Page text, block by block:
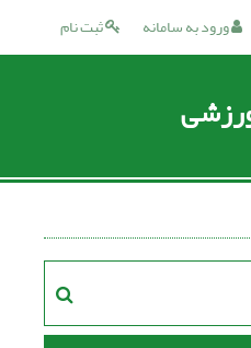
ثبت نام ورود به سامانه
ورزشی